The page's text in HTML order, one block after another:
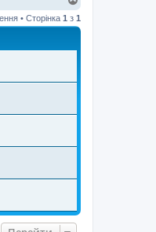
г
о
• Сторінка 1 з 1